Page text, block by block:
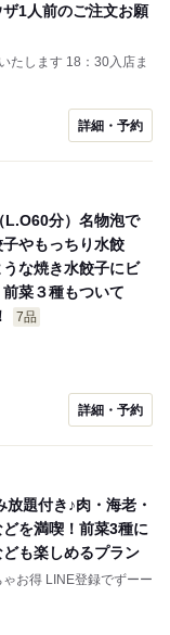
1人前のご注文お願
：30入店ま
詳細・予約
L.O60分）名物泡で
やもっちり水餃
な焼き水餃子にビ
菜３種もついて
7品
詳細・予約
放題付き♪肉・海老・
を満喫！前菜3種に
も楽しめるプラン
でずーー